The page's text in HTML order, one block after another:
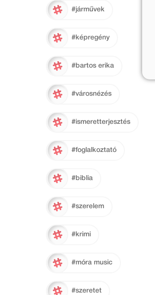
#járművek
#képregény
#bartos erika
#városnézés
#ismeretterjesztés
#foglalkoztató
#biblia
#szerelem
#krimi
#móra music
#szeretet